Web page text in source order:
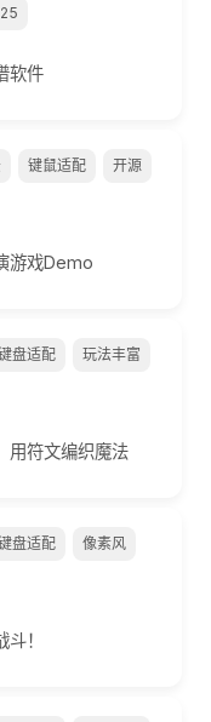
软件
键鼠适配
开源
游戏Demo
盘适配
玩法丰富
用符文编织魔法
盘适配
像素风
！